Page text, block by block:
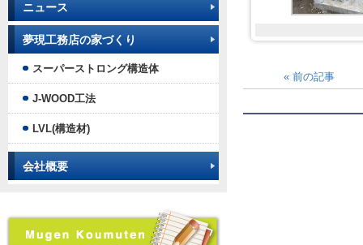
« 前の記事
ニュース
夢現工務店の家づくり
スーパーストロング構造体
J-WOOD工法
LVL(構造材)
会社概要